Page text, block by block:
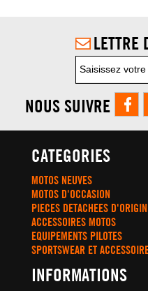
LETTRE
NOUS SUIVRE
CATEGORIES
MOTOS NEUVES
MOTOS D'OCCASION
PIECES DETACHEES
ACCESSOIRES MOTOS
EQUIPEMENTS PILOTES
SPORTSWEAR ET
INFORMATIONS